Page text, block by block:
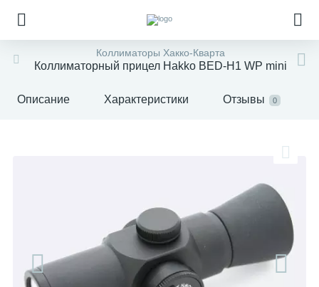
Коллиматоры Хакко-Кварта
Коллиматорный прицел Hakko BED-H1 WP mini
Описание Характеристики Отзывы 0